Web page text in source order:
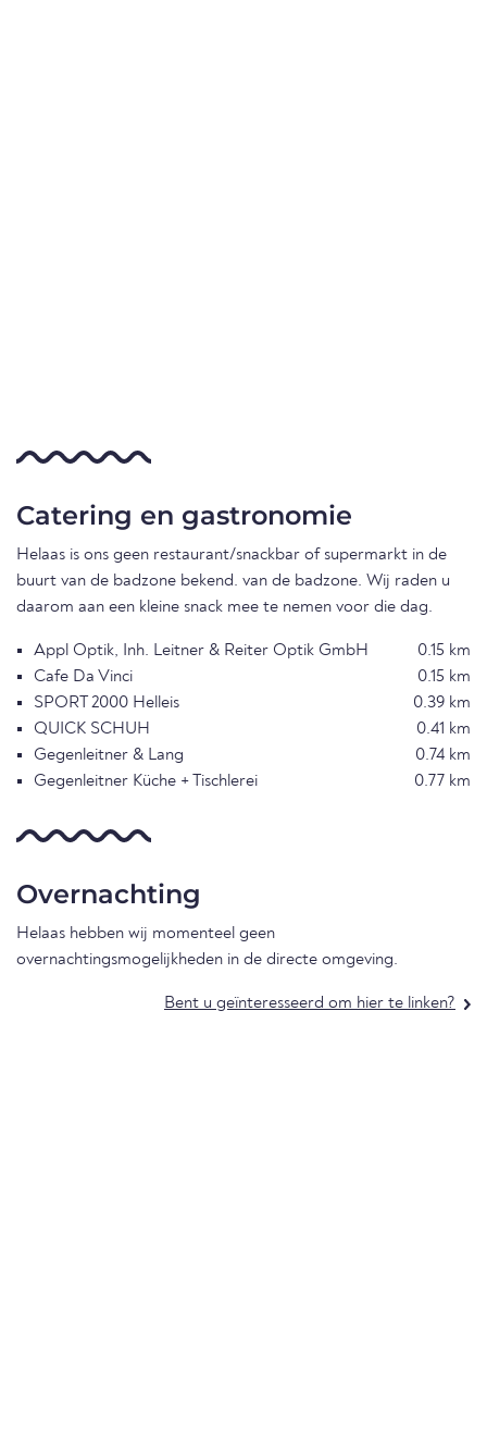
Catering en gastronomie
Helaas is ons geen restaurant/snackbar of supermarkt in de
buurt van de badzone bekend. van de badzone. Wij raden u
daarom aan een kleine snack mee te nemen voor die dag.
Appl Optik, Inh. Leitner & Reiter Optik GmbH
0.15 km
Cafe Da Vinci
0.15 km
SPORT 2000 Helleis
0.39 km
QUICK SCHUH
0.41 km
Gegenleitner & Lang
0.74 km
Gegenleitner Küche + Tischlerei
0.77 km
Overnachting
Helaas hebben wij momenteel geen
overnachtingsmogelijkheden in de directe omgeving.
Bent u geïnteresseerd om hier te linken?